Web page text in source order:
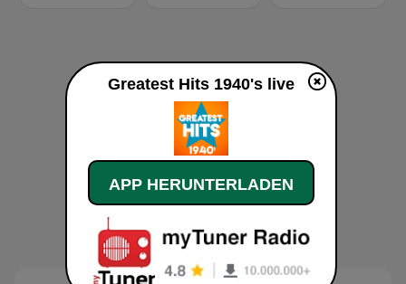
Greatest Hits 1940's live
APP HERUNTERLADEN